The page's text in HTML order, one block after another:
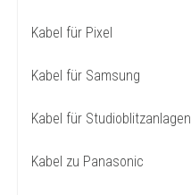
Kabel für Pixel
Kabel für Samsung
Kabel für Studioblitzanlagen
Kabel zu Panasonic